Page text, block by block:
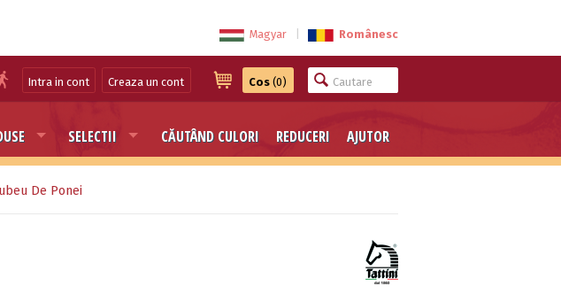
Magyar Românesc
Intra in cont Creaza un cont Cos (0)
SELECTII CĂUTÂND CULORI REDUCERI AJUTOR
De Ponei